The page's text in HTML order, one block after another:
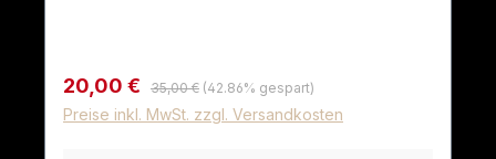
Verkaufspreis:
20,00 € Regulärer Preis:
35,00 € (42.86% gespart)
Preise inkl. MwSt. zzgl. Versandkosten